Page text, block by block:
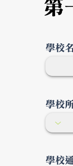
第
學校
學校
學校